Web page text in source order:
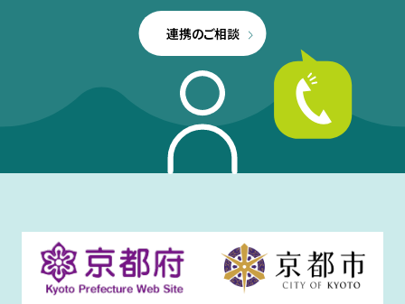
連携のご相談